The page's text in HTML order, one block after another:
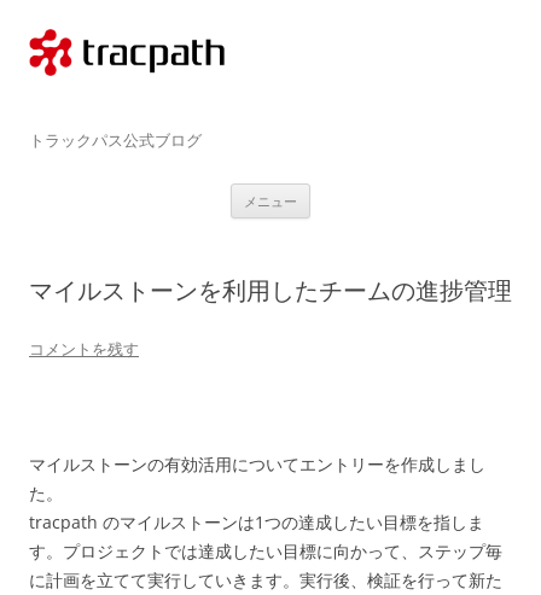
テ
ン
ツ
ッ
トラックパス公式ブログ
メニュー
マイルストーンを利用したチームの進捗管理
コメントを残す
マイルストーンの有効活用についてエントリーを作成しまし
た。
tracpath のマイルストーンは1つの達成したい目標を指しま
す。プロジェクトでは達成したい目標に向かって、ステップ毎
に計画を立てて実行していきます。実行後、検証を行って新た